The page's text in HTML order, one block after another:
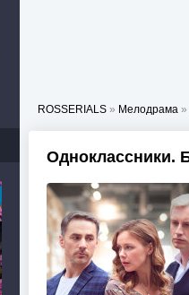
ROSSERIALS » Мелодрама »
Одноклассники.